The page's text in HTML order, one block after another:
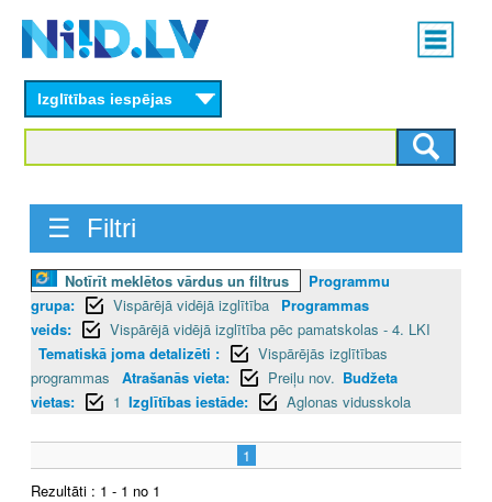
content
Main
menu
Izglītības iespējas
☰ Filtri
Notīrīt meklētos vārdus un filtrus
Programmu
grupa:
Vispārējā vidējā izglītība
Programmas
veids:
Vispārējā vidējā izglītība pēc pamatskolas - 4. LKI
Tematiskā joma detalizēti :
Vispārējās izglītības
programmas
Atrašanās vieta: Preiļu nov. Budžeta
vietas:
1 Izglītības iestāde: Aglonas vidusskola
1
Rezultāti : 1 - 1 no 1